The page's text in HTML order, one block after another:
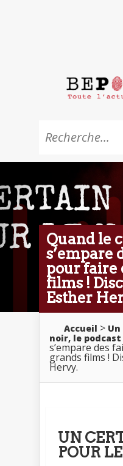
Quand le
s’empare
pour faire
films !
Esther
Accueil >
noir, le podcast
s’empare des
grands films !
Hervy.
UN
POUR